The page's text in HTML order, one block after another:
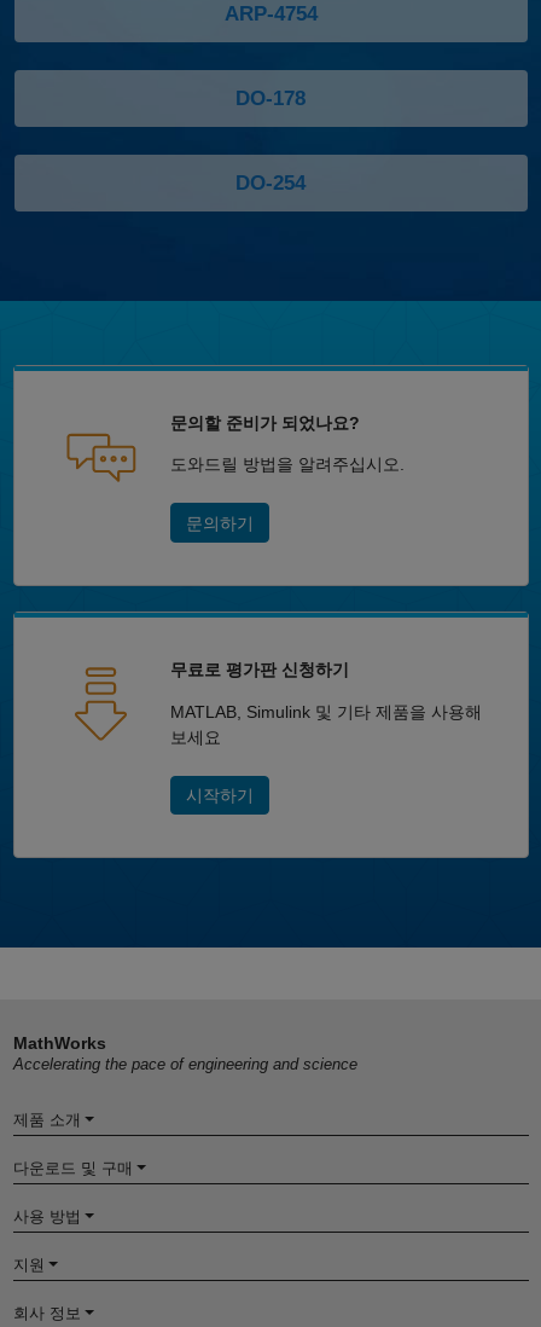
ARP-4754
DO-178
DO-254
문의할 준비가 되었나요?
도와드릴 방법을 알려주십시오.
문의하기
무료로 평가판 신청하기
MATLAB, Simulink 및 기타 제품을 사용해
보세요
시작하기
MathWorks
Accelerating the pace of engineering and science
제품 소개
다운로드 및 구매
사용 방법
지원
회사 정보